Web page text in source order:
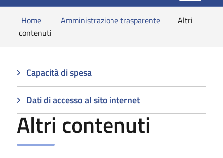
Home Amministrazione trasparente
Altri
contenuti
Capacità di spesa
Dati di accesso al sito internet
Altri contenuti